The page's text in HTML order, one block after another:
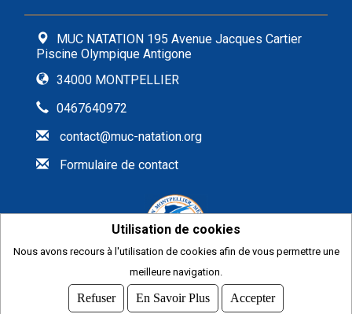
MUC NATATION 195 Avenue Jacques Cartier
Piscine Olympique Antigone
34000 MONTPELLIER
0467640972
contact@muc-natation.org
Formulaire de contact
2026
© COMITI -CGVU
OPTIMISÉ POUR CHROME ET FIREFOX
Utilisation de cookies
Nous avons recours à l'utilisation de cookies afin de vous permettre une
meilleure navigation.
Refuser En Savoir Plus Accepter